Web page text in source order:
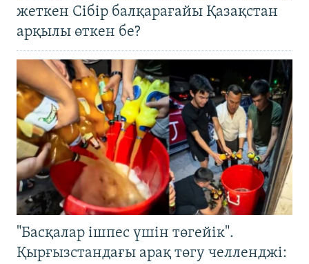
жеткен Сібір балқарағайы Қазақстан
арқылы өткен бе?
"Басқалар ішпес үшін төгейік".
Қырғызстандағы арақ төгу челленджі: